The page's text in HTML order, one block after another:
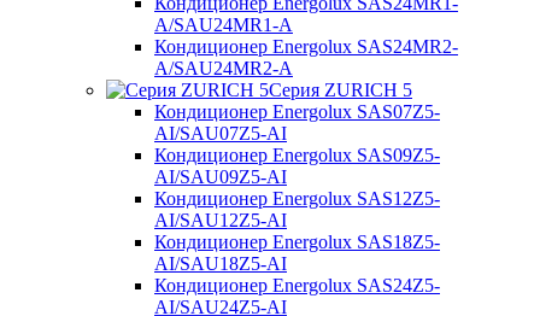
A/SAU24MR1-A
Кондиционер Energolux SAS24MR2-
A/SAU24MR2-A
Серия ZURICH 5
Кондиционер Energolux SAS07Z5-
AI/SAU07Z5-AI
Кондиционер Energolux SAS09Z5-
AI/SAU09Z5-AI
Кондиционер Energolux SAS12Z5-
AI/SAU12Z5-AI
Кондиционер Energolux SAS18Z5-
AI/SAU18Z5-AI
Кондиционер Energolux SAS24Z5-
AI/SAU24Z5-AI